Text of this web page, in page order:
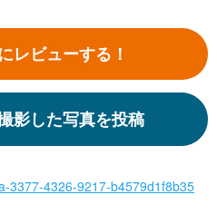
レビューする！
影した写真を投稿
3377-4326-9217-b4579d1f8b35